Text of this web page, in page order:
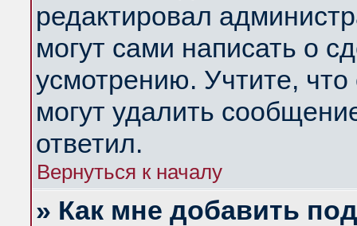
редактировал
могут сами написать о
усмотрению. Учтите,
могут удалить
ответил.
Вернуться к началу
» Как мне добавить